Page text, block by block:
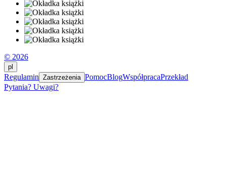
© 2026
pl
Regulamin Zastrzeżenia PomocBlogWspółpracaPrzekład
Pytania? Uwagi?